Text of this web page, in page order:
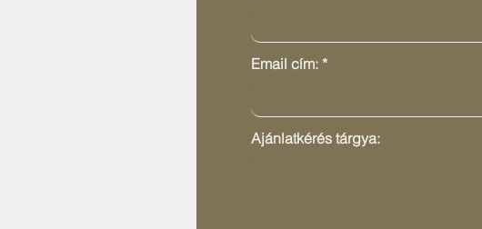
Email cím:
Ajánlatkérés tárgya: